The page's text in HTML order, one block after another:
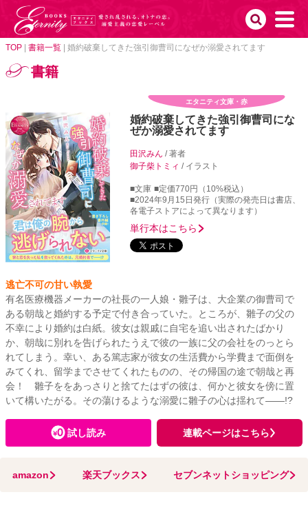
TOP 書籍一覧 婚約破棄してきた強引御曹司になぜか溺愛されてます
書籍
エタニティ文庫・赤
婚約破棄してきた強引御曹司にな
ぜか溺愛されてます
田沢みん/ 著者
御子柴トミィ / イラスト
■文庫 ■定価770円（10%税込）
■2024年9月15日発行（実際の発売日は書店、
各電子ストアによって異なります）
単行本はこちら
逃亡不可の甘い執愛
有名医療機器メーカーの社長の一人娘・雛子は、大企業の御曹司で
ある朝哉と婚約する予定で付き合っていた。ところが、雛子の父の
不幸により婚約は白紙。彼女は親戚に自宅を追い出されたばかり
か、朝哉に別れを告げられたうえで彼の一族に父の会社をのっとら
れてしまう。幸い、ある篤志家が彼女の生活費から学費まで面倒を
みてくれ、留学までさせてくれたものの、その帰国の途で朝哉と再
会！ 雛子ををあっさりと捨てたはずの彼は、何かと彼女を傍に置
いて構いたがる。その蕩けるような溺愛に雛子の心は揺れて――!?
試し読み 連載ページはこちら
amazon 楽天ブックス セブンネットショッピング